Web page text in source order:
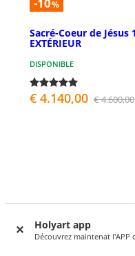
Holyart app
Découvrez maintenat l'APP
%
Sacré-Coeur de
EXTÉRIEUR
DISPONIBLE
€ 4.140,00 € 4.600,00